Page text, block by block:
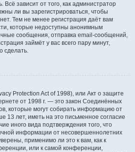
Всё зависит от того, как администратор
ли вы зарегистрироваться, чтобы
Тем не менее регистрация даёт вам
которые недоступны анонимным
сообщения, отправка email-сообщений,
займёт у вас всего пару минут,
сделать.
Protection Act of 1998), или Акт о защите
от 1998 г. — это закон Соединённых
которые могут собирать информацию от
13 лет, иметь на это письменное согласие
иного вида подтверждения того, что
информации от несовершеннолетних
применимо ли это к вам, как к
или к самой конференции,